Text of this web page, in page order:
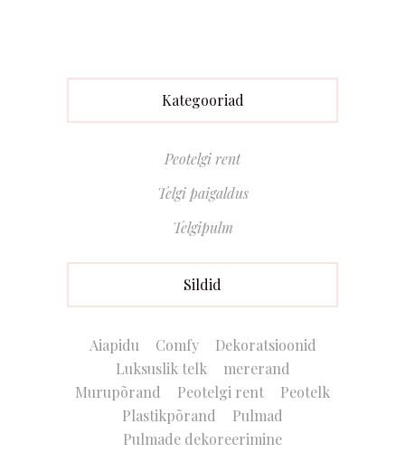
Kategooriad
Peotelgi rent
Telgi paigaldus
Telgipulm
Sildid
Aiapidu Comfy
Dekoratsioonid
Luksuslik telk
mererand
Murupõrand
Peotelgi rent
Peotelk
Plastikpõrand
Pulmad
Pulmade dekoreerimine